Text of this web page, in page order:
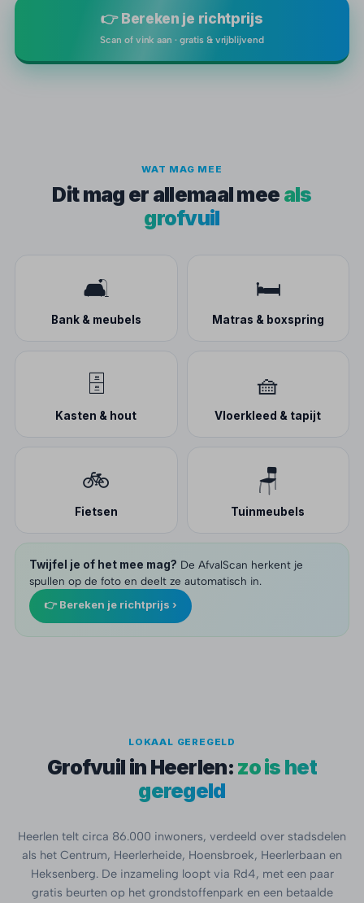
👉 Bereken je richtprijs
Scan of vink aan · gratis & vrijblijvend
WAT MAG MEE
Dit mag er allemaal mee als
grofvuil
🛋️
Bank & meubels
🛏️
Matras & boxspring
🗄️
Kasten & hout
🧺
Vloerkleed & tapijt
🚲
Fietsen
🪑
Tuinmeubels
Twijfel je of het mee mag? De AfvalScan herkent je
spullen op de foto en deelt ze automatisch in.
👉 Bereken je richtprijs ›
LOKAAL GEREGELD
Grofvuil in Heerlen: zo is het
geregeld
Heerlen telt circa 86.000 inwoners, verdeeld over stadsdelen
als het Centrum, Heerlerheide, Hoensbroek, Heerlerbaan en
Heksenberg. De inzameling loopt via Rd4, met een paar
gratis beurten op het grondstoffenpark en een betaalde